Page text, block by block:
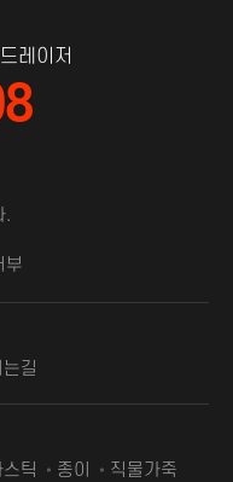
레이저
.
부
길
틱 종이
직물가죽